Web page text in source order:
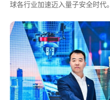
球各行业加速迈入量子安全时代。